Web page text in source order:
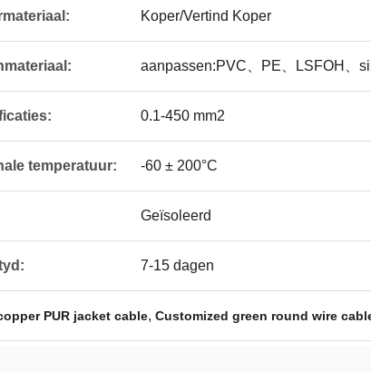
Koper/Vertind Koper
aanpassen:PVC、PE、LSFOH、
0.1-450 mm2
temperatuur: -60 ± 200°C
Geïsoleerd
7-15 dagen
PUR jacket cable, Customized green round wire